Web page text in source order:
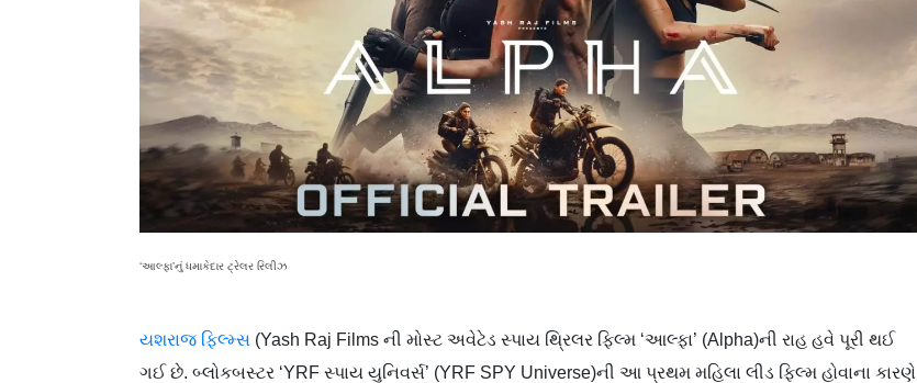
‘આલ્ફા’નું ધમાકેદાર ટ્રેલર રિલીઝ
યશરાજ ફિલ્મ્સ (Yash Raj Films ની મોસ્ટ અવેટેડ સ્પાય થ્રિલર ફિલ્મ ‘આલ્ફા’ (Alpha)ની રાહ હવે પૂરી થઈ
ગઈ છે. બ્લોકબસ્ટર ‘YRF સ્પાય યુનિવર્સ’ (YRF SPY Universe)ની આ પ્રથમ મહિલા લીડ ફિલ્મ હોવાના કારણે